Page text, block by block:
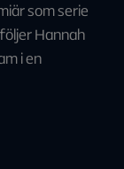
som serie
Hannah
i en